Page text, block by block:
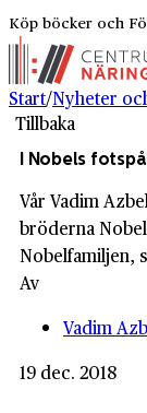
Köp böcker och
Start/Nyheter
Tillbaka
I Nobels
Vår Vadim
bröderna
Nobelfamiljen,
Av
Vadim
19 dec. 2018